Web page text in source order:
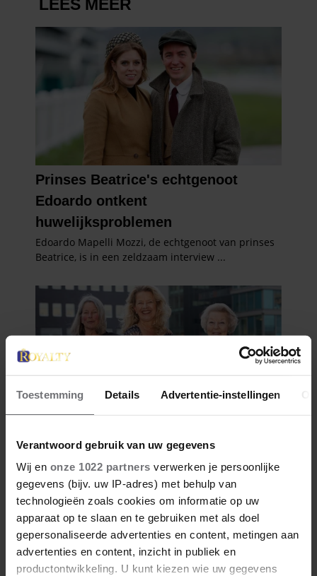
Toestemming Details Advertentie-instellingen
Verantwoord gebruik van uw gegevens
Wij en onze 1022 partners verwerken je persoonlijke
gegevens (bijv. uw IP-adres) met behulp van
technologieën zoals cookies om informatie op uw
apparaat op te slaan en te gebruiken met als doel
gepersonaliseerde advertenties en content, metingen aan
advertenties en content, inzicht in publiek en
productontwikkeling. U kunt kiezen wie uw gegevens